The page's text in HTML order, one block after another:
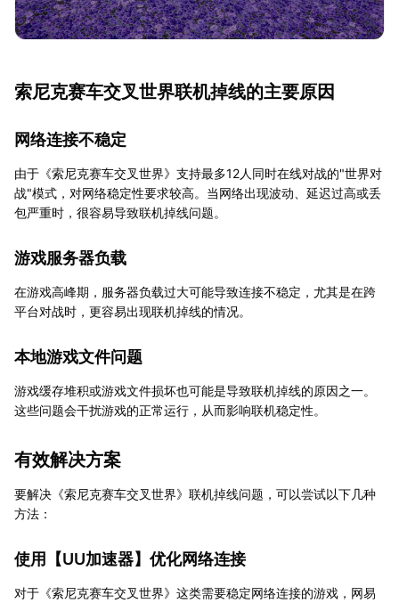
索尼克赛车交叉世界联机掉线的主要原因
网络连接不稳定
由于《索尼克赛车交叉世界》支持最多12人同时在线对战的"世界对
战"模式，对网络稳定性要求较高。当网络出现波动、延迟过高或丢
包严重时，很容易导致联机掉线问题。
游戏服务器负载
在游戏高峰期，服务器负载过大可能导致连接不稳定，尤其是在跨
平台对战时，更容易出现联机掉线的情况。
本地游戏文件问题
游戏缓存堆积或游戏文件损坏也可能是导致联机掉线的原因之一。
这些问题会干扰游戏的正常运行，从而影响联机稳定性。
有效解决方案
要解决《索尼克赛车交叉世界》联机掉线问题，可以尝试以下几种
方法：
使用【UU加速器】优化网络连接
对于《索尼克赛车交叉世界》这类需要稳定网络连接的游戏，网易